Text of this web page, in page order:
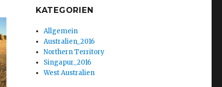
KATEGORIEN
Allgemein
Australien_2016
Northern Territory
Singapur_2016
West Australien